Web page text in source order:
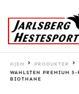
HJEM
PRODUKTER
WAHLSTEN PREMIUM
BIOTHANE